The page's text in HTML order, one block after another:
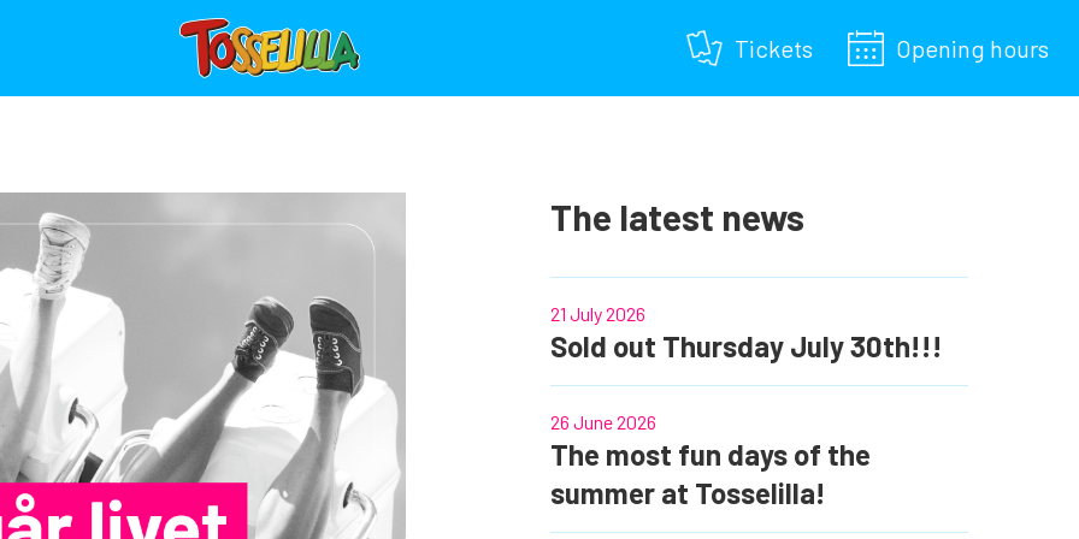
Tickets Opening hours
The latest news
Sold out Thursday July 30th!!!
21 July 2026
The most fun days of the
summer at Tosselilla!
26 June 2026